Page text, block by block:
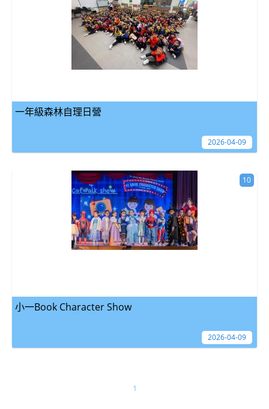
一年級森林自理日營
2026-04-09
小一Book Character Show
10
2026-04-09
1